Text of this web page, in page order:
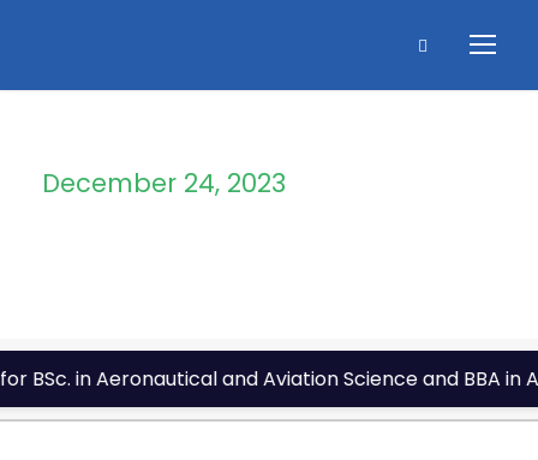
December 24, 2023
in Aeronautical and Aviation Science and BBA in